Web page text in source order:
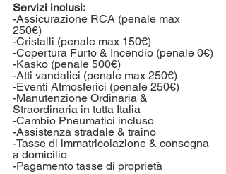
Servizi inclusi:
-Assicurazione RCA (penale max
250€)
-Cristalli (penale max 150€)
-Copertura Furto & Incendio (penale 0€)
-Kasko (penale 500€)
-Atti vandalici (penale max 250€)
-Eventi Atmosferici (penale 250€)
-Manutenzione Ordinaria &
Straordinaria in tutta Italia
-Cambio Pneumatici incluso
-Assistenza stradale & traino
-Tasse di immatricolazione & consegna
a domicilio
-Pagamento tasse di proprietà